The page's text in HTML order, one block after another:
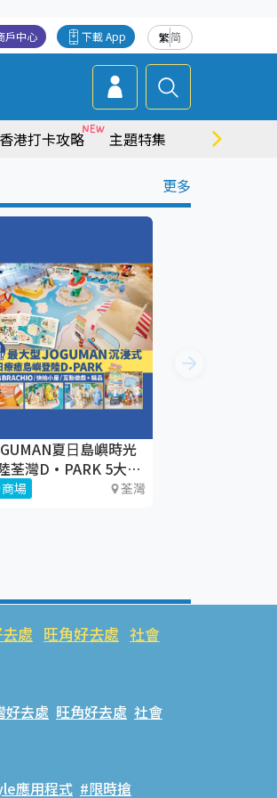
繁简
下載 App
戶中心
香港打卡攻略 主題特集 商場情報
更多
夏⽇島嶼時光
荃灣D·PARK 5大療
驗區+期間限定店
商場 荃灣
處 旺角好去處 社會
好去處 旺角好去處 社會
應用程式 #限時搶